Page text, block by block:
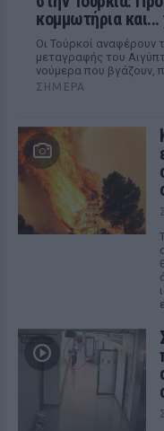
κομμωτήρια και...
Οι Τούρκοί αναφέρουν
μεταγραφής του
νούμερα που βγάζουν,
ΣΉΜΕΡΑ